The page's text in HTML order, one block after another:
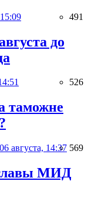
491
до
526
таможне
06 августа, 14:37 569
МИД